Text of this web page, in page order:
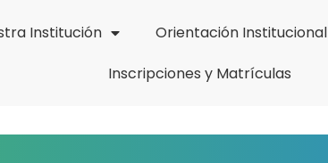
Institución Orientación Institucional
Inscripciones y Matrículas